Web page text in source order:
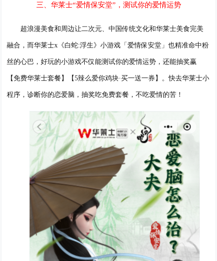
三、华莱士“爱情保安堂”，测试你的爱情运势
超浪漫美食和周边让二次元、中国传统文化和华莱士美食完美
融合，而华莱士x《白蛇:浮生》小游戏「爱情保安堂」也精准命中粉
丝的心巴，好玩的小游戏不仅能测试你的爱情运势 ，还能抽奖赢
【免费华莱士套餐】【5辣么爱你鸡块·买一送一券】 。快去华莱士小
程序，诊断你的恋爱脑，抽奖吃免费套餐，不吃爱情的苦！